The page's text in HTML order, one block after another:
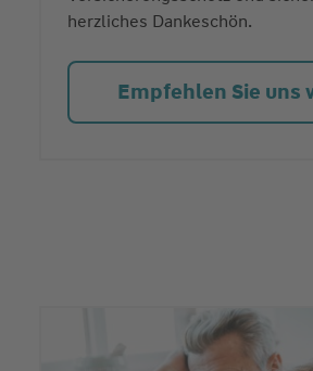
herzliches Dankeschön.
Empfehlen Sie uns